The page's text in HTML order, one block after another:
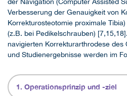
der Navigation (Computer Assisted
Verbesserung der Genauigkeit von
Korrekturosteotomie proximale
(z.B. bei Pedikelschrauben)
navigierten Korrekturarthrodese des
und Studienergebnisse werden im
1. Operationsprinzip und -ziel